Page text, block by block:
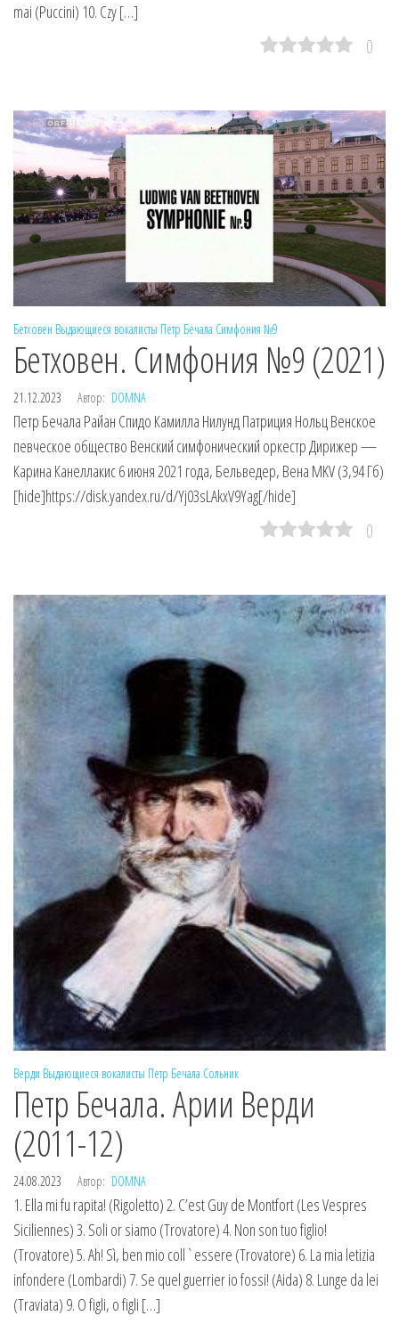
mai (Puccini) 10. Czy […]
0
Бетховен Выдающиеся вокалисты Петр Бечала Симфония №9
Бетховен. Симфония №9 (2021)
21.12.2023 Автор: DOMNA
Петр Бечала Райан Спидо Камилла Нилунд Патриция Нольц Венское
певческое общество Венский симфонический оркестр Дирижер —
Карина Канеллакис 6 июня 2021 года, Бельведер, Вена MKV (3,94 Гб)
[hide]https://disk.yandex.ru/d/Yj03sLAkxV9Yag[/hide]
0
Верди Выдающиеся вокалисты Петр Бечала Сольник
Петр Бечала. Арии Верди
(2011-12)
24.08.2023 Автор: DOMNA
1. Ella mi fu rapita! (Rigoletto) 2. C’est Guy de Montfort (Les Vespres
Siciliennes) 3. Soli or siamo (Trovatore) 4. Non son tuo figlio!
(Trovatore) 5. Ah! Sì, ben mio coll`essere (Trovatore) 6. La mia letizia
infondere (Lombardi) 7. Se quel guerrier io fossi! (Aida) 8. Lunge da lei
(Traviata) 9. O figli, o figli […]